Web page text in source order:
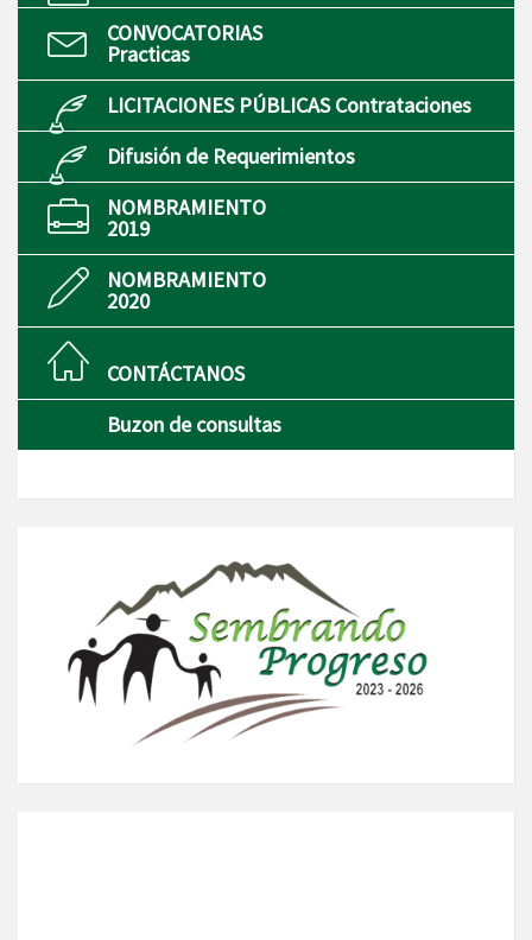
CONVOCATORIAS
Practicas
LICITACIONES PÚBLICAS Contrataciones
Difusión de Requerimientos
NOMBRAMIENTO
2019
NOMBRAMIENTO
2020
CONTÁCTANOS
Buzon de consultas